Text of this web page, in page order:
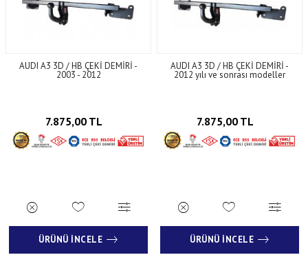
AUDI A3 3D / HB ÇEKİ DEMİRİ -
2003 - 2012
7.875,00 TL
ÜRÜNÜ İNCELE
AUDI A3 3D / HB ÇEKİ DEMİRİ -
2012 yılı ve sonrası modeller
7.875,00 TL
ÜRÜNÜ İNCELE